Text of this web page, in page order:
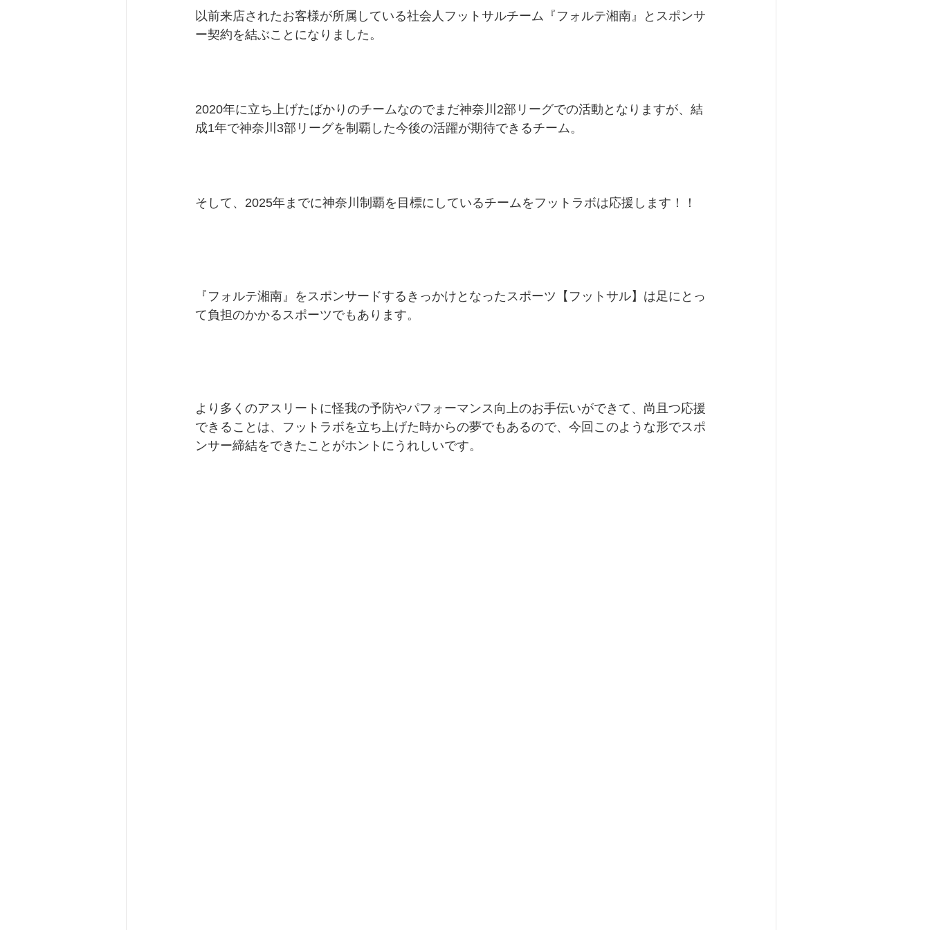
以前来店されたお客様が所属している社会人フットサルチーム『フォルテ湘南』とスポンサ
ー契約を結ぶことになりました。
2020年に立ち上げたばかりのチームなのでまだ神奈川2部リーグでの活動となりますが、結
成1年で神奈川3部リーグを制覇した今後の活躍が期待できるチーム。
そして、2025年までに神奈川制覇を目標にしているチームをフットラボは応援します！！
『フォルテ湘南』をスポンサードするきっかけとなったスポーツ【フットサル】は足にとっ
て負担のかかるスポーツでもあります。
より多くのアスリートに怪我の予防やパフォーマンス向上のお手伝いができて、尚且つ応援
できることは、フットラボを立ち上げた時からの夢でもあるので、今回このような形でスポ
ンサー締結をできたことがホントにうれしいです。